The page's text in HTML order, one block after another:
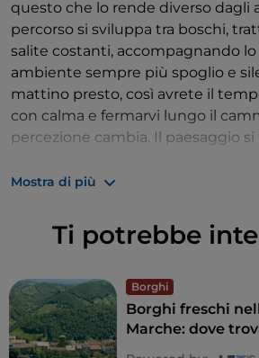
questo che lo rende diverso dagli
percorso si sviluppa tra boschi,
salite costanti, accompagnando
ambiente sempre più spoglio e
mattino presto, così avrete il
con calma e fermarvi lungo il
percezione cambia. Il paesaggio
montagne. Qui il silenzio è parte
abitui e osservate come la luce
dell'acqua e della roccia.
Intorno a questo luogo si
leggende. Secondo la tradizione,
sarebbe stato trascinato il corpo di
ancora oggi il lago conserva
Mostra di più
Ti potrebbe
Borghi
Borghi freschi
Marche: dove